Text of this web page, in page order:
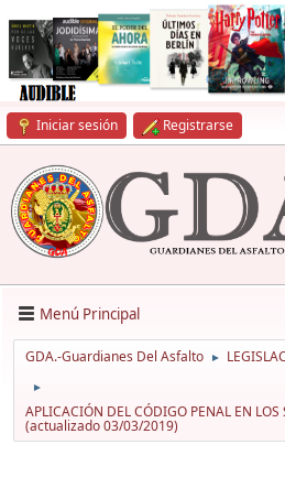
Iniciar sesión Registrarse
Menú Principal
GDA.-Guardianes Del Asfalto ►
►
APLICACIÓN DEL CÓDIGO PENAL EN LOS
(actualizado 03/03/2019)